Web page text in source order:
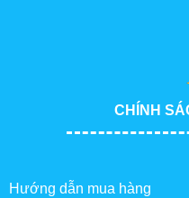
CHÍNH
Hướng dẫn mua hàng